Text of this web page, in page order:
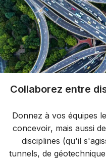
Collaborez entre
Donnez à vos équipes
concevoir, mais aussi
disciplines (qu'il
tunnels, de